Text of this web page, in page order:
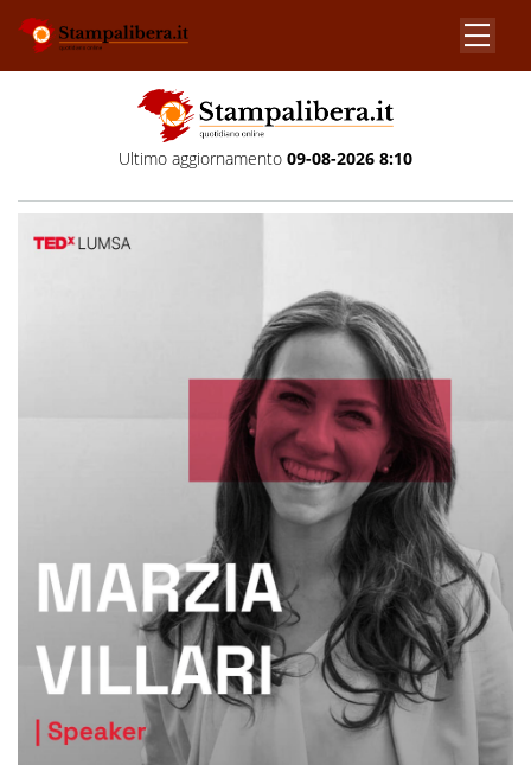
Ultimo aggiornamento 09-08-2026 8:10